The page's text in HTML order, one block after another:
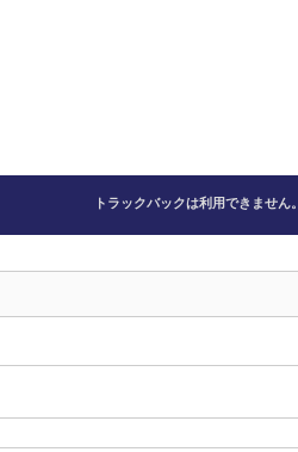
トラックバックは利用できません。